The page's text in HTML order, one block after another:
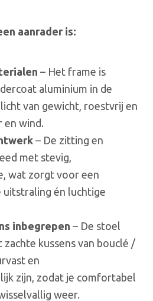
aanrader is:
– Het frame is
aluminium in de
van gewicht, roestvrij en
en wind.
– De zitting en
met stevig,
wat zorgt voor een
én luchtige
inbegrepen – De stoel
kussens van bouclé /
en
zijn, zodat je comfortabel
weer.